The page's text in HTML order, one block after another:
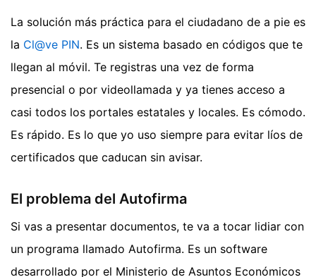
La solución más práctica para el ciudadano de a pie es
la Cl@ve PIN. Es un sistema basado en códigos que te
llegan al móvil. Te registras una vez de forma
presencial o por videollamada y ya tienes acceso a
casi todos los portales estatales y locales. Es cómodo.
Es rápido. Es lo que yo uso siempre para evitar líos de
certificados que caducan sin avisar.
El problema del Autofirma
Si vas a presentar documentos, te va a tocar lidiar con
un programa llamado Autofirma. Es un software
desarrollado por el Ministerio de Asuntos Económicos